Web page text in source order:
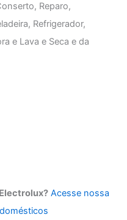
Reparo,
Refrigerador,
e Lava e Seca e da
Acesse nossa